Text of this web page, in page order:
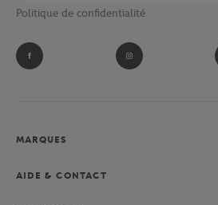
Politique de confidentialité
MARQUES
AIDE & CONTACT